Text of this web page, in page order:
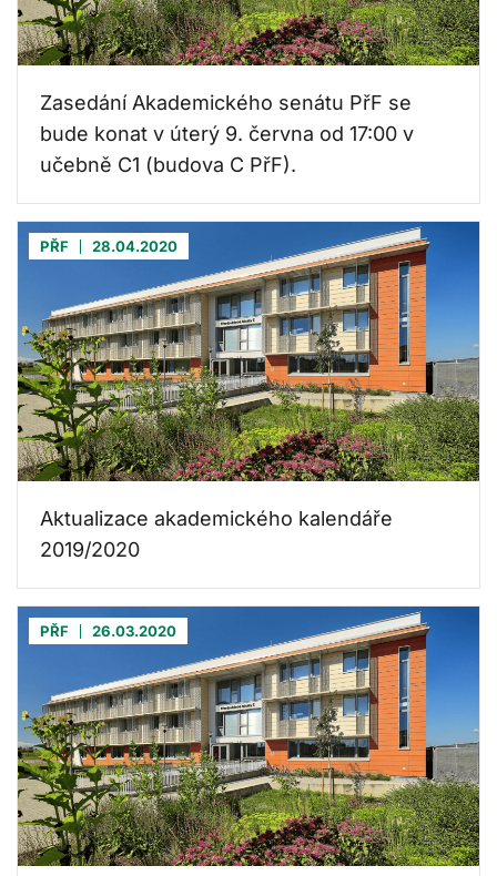
Zasedání Akademického senátu PřF se
bude konat v úterý 9. června od 17:00 v
učebně C1 (budova C PřF).
PŘF 28.04.2020
Aktualizace akademického kalendáře
2019/2020
PŘF 26.03.2020